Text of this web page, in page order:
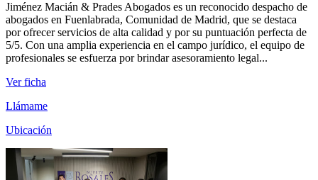
Jiménez Macián & Prades Abogados es un reconocido despacho de
abogados en Fuenlabrada, Comunidad de Madrid, que se destaca
por ofrecer servicios de alta calidad y por su puntuación perfecta de
5/5. Con una amplia experiencia en el campo jurídico, el equipo de
profesionales se esfuerza por brindar asesoramiento legal...
Ver ficha
Llámame
Ubicación